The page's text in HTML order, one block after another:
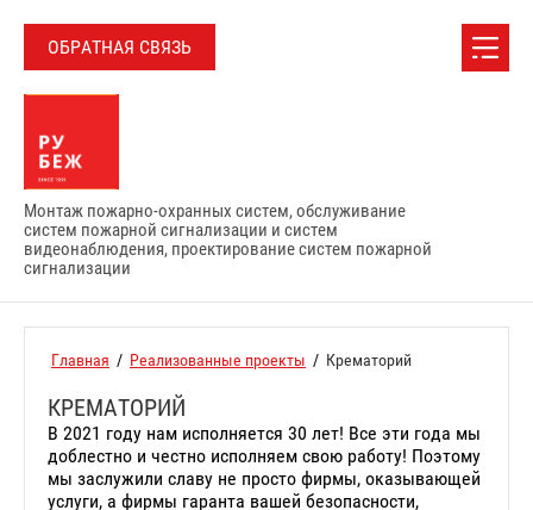
ОБРАТНАЯ СВЯЗЬ
Монтаж пожарно-охранных систем, обслуживание
систем пожарной сигнализации и систем
видеонаблюдения, проектирование систем пожарной
сигнализации
Главная / Реализованные проекты / Крематорий
КРЕМАТОРИЙ
В 2021 году нам исполняется 30 лет! Все эти года мы
доблестно и честно исполняем свою работу! Поэтому
мы заслужили славу не просто фирмы, оказывающей
услуги, а фирмы гаранта вашей безопасности,